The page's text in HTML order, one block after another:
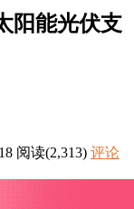
阳能光伏支
阅读(2,313) 评论